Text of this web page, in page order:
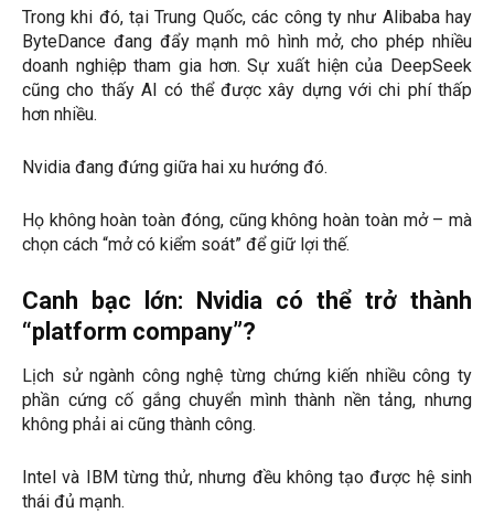
Trong khi đó, tại Trung Quốc, các công ty như Alibaba hay
ByteDance đang đẩy mạnh mô hình mở, cho phép nhiều
doanh nghiệp tham gia hơn. Sự xuất hiện của DeepSeek
cũng cho thấy AI có thể được xây dựng với chi phí thấp
hơn nhiều.
Nvidia đang đứng giữa hai xu hướng đó.
Họ không hoàn toàn đóng, cũng không hoàn toàn mở – mà
chọn cách “mở có kiểm soát” để giữ lợi thế.
Canh bạc lớn: Nvidia có thể trở thành
“platform company”?
Lịch sử ngành công nghệ từng chứng kiến nhiều công ty
phần cứng cố gắng chuyển mình thành nền tảng, nhưng
không phải ai cũng thành công.
Intel và IBM từng thử, nhưng đều không tạo được hệ sinh
thái đủ mạnh.